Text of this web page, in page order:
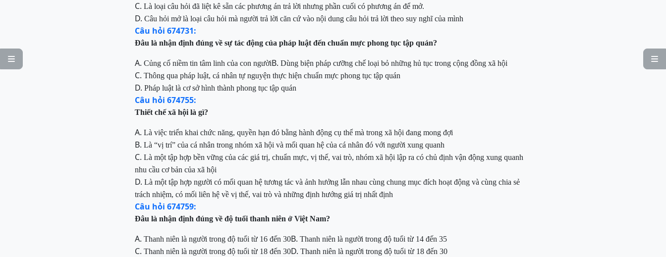


C. Là loại câu hỏi đã liệt kê sẵn các phương án trả lời nhưng phần cuối có phương án để mở.
D. Câu hỏi mở là loại câu hỏi mà người trả lời căn cứ vào nội dung câu hỏi trả lời theo suy nghĩ của mình
Câu hỏi 674731:
Đâu là nhận định đúng về sự tác động của pháp luật đến chuẩn mực phong tục tập quán?
A. Củng cố niềm tin tâm linh của con ngườiB. Dùng biện pháp cưỡng chế loại bỏ những hủ tục trong cộng đồng xã hội
C. Thông qua pháp luật, cá nhân tự nguyện thực hiện chuẩn mực phong tục tập quán
D. Pháp luật là cơ sở hình thành phong tục tập quán
Câu hỏi 674755:
Thiết chế xã hội là gì?
A. Là việc triển khai chức năng, quyền hạn đó bằng hành động cụ thể mà trong xã hội đang mong đợi
B. Là “vị trí” của cá nhân trong nhóm xã hội và mối quan hệ của cá nhân đó với người xung quanh
C. Là một tập hợp bền vững của các giá trị, chuẩn mực, vị thế, vai trò, nhóm xã hội lập ra có chủ định vận động xung quanh
nhu cầu cơ bản của xã hội
D. Là một tập hợp người có mối quan hệ tương tác và ảnh hưởng lẫn nhau cùng chung mục đích hoạt động và cùng chia sẻ
trách nhiệm, có mối liên hệ về vị thế, vai trò và những định hướng giá trị nhất định
Câu hỏi 674759:
Đâu là nhận định đúng về độ tuổi thanh niên ở Việt Nam?
A. Thanh niên là người trong độ tuổi từ 16 đến 30B. Thanh niên là người trong độ tuổi từ 14 đến 35
C. Thanh niên là người trong độ tuổi từ 18 đến 30D. Thanh niên là người trong độ tuổi từ 18 đến 30